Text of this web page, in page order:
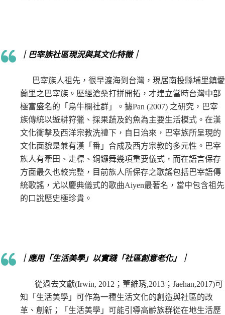
｜巴宰族社區現況與其文化特徵｜
巴宰族人祖先，很早渡海到台灣，現居南投縣埔里鎮愛
蘭里之巴宰族。歷經滄桑打拼開拓，才建立當時台灣中部
極富盛名的「烏牛欄社群」。據Pan (2007) 之研究，巴宰
族傳統以遊耕狩獵、採果蔬及釣魚為主要生活模式。在漢
文化衝擊及西洋宗教洗禮下，自日治來，巴宰族所呈現的
文化面貌是兼有漢「番」合成及西方宗教的多元性。巴宰
族人有牽田、走標、銅鑼舞幾項重要儀式，而在語言保存
方面最久也較完整，目前族人所保存之歌謠包括巴宰語傳
統歌謠，尤以慶典儀式的歌曲Aiyen最著名，當中包含祖先
的口說歷史極珍貴。
｜ 應用「生活美學」以實踐「社區創意老化」 ｜
從過去文獻(Irwin, 2012；董維琇,2013；Jaehan,2017)可
知「生活美學」可作為一種生活文化的創造與社區的改
革、創新；「生活美學」可能引導高齡族群從在地生活歷